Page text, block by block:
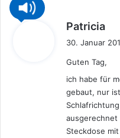
Patricia
t
:
30. Januar
Guten Tag,
ich habe für
gebaut, nur
Steckdose